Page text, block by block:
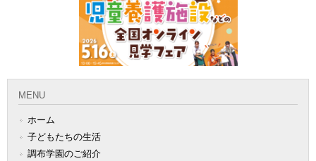
MENU
ホーム
子どもたちの生活
調布学園のご紹介